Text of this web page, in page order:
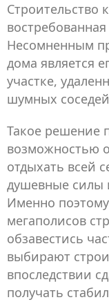
Строительство
Несомненным
дома является
участке,
шумных
Такое решение
возможностью
отдыхать всей
душевные силы
Именно
мегаполисов
обзавестись
выбирают
впоследствии
получать